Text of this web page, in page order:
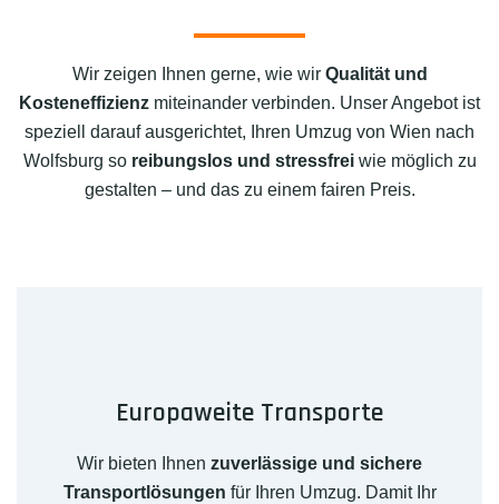
Wir zeigen Ihnen gerne, wie wir Qualität und
Kosteneffizienz miteinander verbinden. Unser Angebot ist
speziell darauf ausgerichtet, Ihren Umzug von Wien nach
Wolfsburg so reibungslos und stressfreiwie möglich zu
gestalten – und das zu einem fairen Preis.
Europaweite Transporte
Wir bieten Ihnen zuverlässige und sichere
Transportlösungen für Ihren Umzug. Damit Ihr